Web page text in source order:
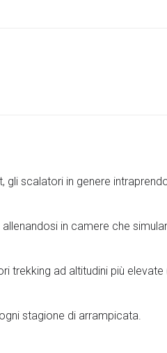
scalatori in genere
in camere che
trekking ad altitudini più
stagione di arrampicata.